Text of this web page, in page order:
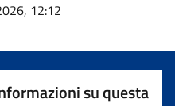
12:12
su questa